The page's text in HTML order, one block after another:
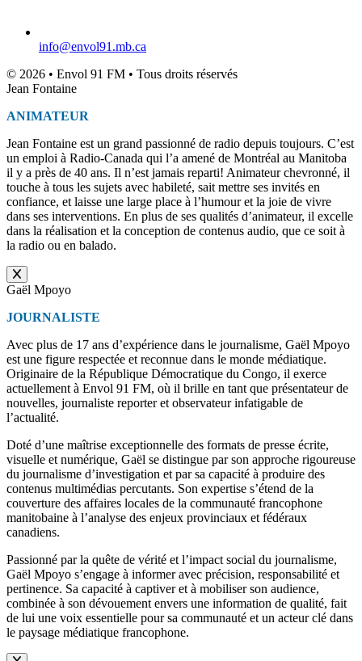
info@envol91.mb.ca
© 2026 • Envol 91 FM • Tous droits réservés
Jean Fontaine
ANIMATEUR
Jean Fontaine est un grand passionné de radio depuis toujours. C’est
un emploi à Radio-Canada qui l’a amené de Montréal au Manitoba
il y a près de 40 ans. Il n’est jamais reparti! Animateur chevronné, il
touche à tous les sujets avec habileté, sait mettre ses invités en
confiance, et laisse une large place à l’humour et la joie de vivre
dans ses interventions. En plus de ses qualités d’animateur, il excelle
dans la réalisation et la conception de contenus audio, que ce soit à
la radio ou en balado.
Gaël Mpoyo
JOURNALISTE
Avec plus de 17 ans d’expérience dans le journalisme, Gaël Mpoyo
est une figure respectée et reconnue dans le monde médiatique.
Originaire de la République Démocratique du Congo, il exerce
actuellement à Envol 91 FM, où il brille en tant que présentateur de
nouvelles, journaliste reporter et observateur infatigable de
l’actualité.
Doté d’une maîtrise exceptionnelle des formats de presse écrite,
visuelle et numérique, Gaël se distingue par son approche rigoureuse
du journalisme d’investigation et par sa capacité à produire des
contenus multimédias percutants. Son expertise s’étend de la
couverture des affaires locales de la communauté francophone
manitobaine à l’analyse des enjeux provinciaux et fédéraux
canadiens.
Passionné par la quête de vérité et l’impact social du journalisme,
Gaël Mpoyo s’engage à informer avec précision, responsabilité et
pertinence. Sa capacité à captiver et à mobiliser son audience,
combinée à son dévouement envers une information de qualité, fait
de lui une voix essentielle pour sa communauté et un acteur clé dans
le paysage médiatique francophone.